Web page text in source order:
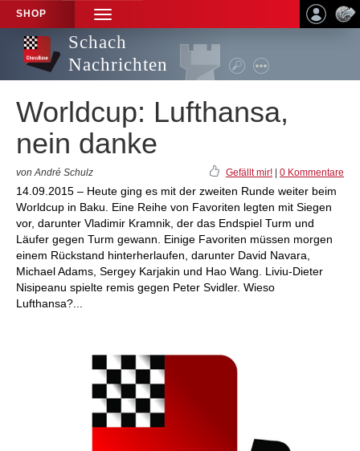
SHOP
TOGGLE
NAVIGATION
Schach
Nachrichten
Worldcup: Lufthansa,
nein danke
von André Schulz Gefällt mir! 0 Kommentare
14.09.2015 – Heute ging es mit der zweiten Runde weiter beim
Worldcup in Baku. Eine Reihe von Favoriten legten mit Siegen
vor, darunter Vladimir Kramnik, der das Endspiel Turm und
Läufer gegen Turm gewann. Einige Favoriten müssen morgen
einem Rückstand hinterherlaufen, darunter David Navara,
Michael Adams, Sergey Karjakin und Hao Wang. Liviu-Dieter
Nisipeanu spielte remis gegen Peter Svidler. Wieso
Lufthansa?...